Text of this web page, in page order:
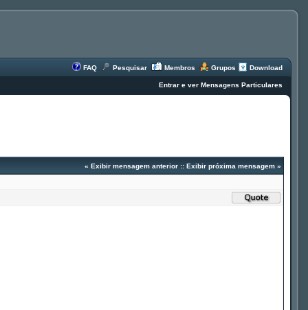
FAQ Pesquisar Membros Grupos Download
Entrar e ver Mensagens Particulares
« Exibir mensagem anterior :: Exibir próxima mensagem »